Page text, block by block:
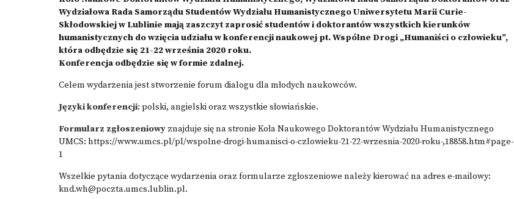
Wydziałowa Rada Samorządu Studentów Wydziału Humanistycznego Uniwersytetu Marii Curie-
Skłodowskiej w Lublinie mają zaszczyt zaprosić studentów i doktorantów wszystkich kierunków
humanistycznych do wzięcia udziału w konferencji naukowej pt. Wspólne Drogi „Humaniści o człowieku”,
która odbędzie się 21-22 września 2020 roku.
Konferencja odbędzie się w formie zdalnej.
Celem wydarzenia jest stworzenie forum dialogu dla młodych naukowców.
Języki konferencji: polski, angielski oraz wszystkie słowiańskie.
Formularz zgłoszeniowy znajduje się na stronie Koła Naukowego Doktorantów Wydziału Humanistycznego
UMCS: https://www.umcs.pl/pl/wspolne-drogi-humanisci-o-czlowieku-21-22-wrzesnia-2020-roku-,18858.htm#page-
1
Wszelkie pytania dotyczące wydarzenia oraz formularze zgłoszeniowe należy kierować na adres e-mailowy:
knd.wh@poczta.umcs.lublin.pl.